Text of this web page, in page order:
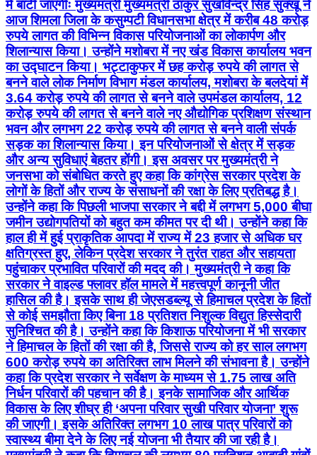
में बांटी जाएगीः मुख्यमंत्री मुख्यमंत्री ठाकुर सुखविन्द्र सिंह सुक्खू ने
आज शिमला जिला के कसुम्पटी विधानसभा क्षेत्र में करीब 48 करोड़
रुपये लागत की विभिन्न विकास परियोजनाओं का लोकार्पण और
शिलान्यास किया। उन्होंने मशोबरा में नए खंड विकास कार्यालय भवन
का उद्घाटन किया। भट्टाकुफर में छह करोड़ रुपये की लागत से
बनने वाले लोक निर्माण विभाग मंडल कार्यालय, मशोबरा के बलदेयां में
3.64 करोड़ रुपये की लागत से बनने वाले उपमंडल कार्यालय, 12
करोड़ रुपये की लागत से बनने वाले नए औद्योगिक प्रशिक्षण संस्थान
भवन और लगभग 22 करोड़ रुपये की लागत से बनने वाली संपर्क
सड़क का शिलान्यास किया। इन परियोजनाओं से क्षेत्र में सड़क
और अन्य सुविधाएं बेहतर होंगी। इस अवसर पर मुख्यमंत्री ने
जनसभा को संबोधित करते हुए कहा कि कांग्रेस सरकार प्रदेश के
लोगों के हितों और राज्य के संसाधनों की रक्षा के लिए प्रतिबद्ध है।
उन्होंने कहा कि पिछली भाजपा सरकार ने बद्दी में लगभग 5,000 बीघा
जमीन उद्योगपतियों को बहुत कम कीमत पर दी थी। उन्होंने कहा कि
हाल ही में हुई प्राकृतिक आपदा में राज्य में 23 हजार से अधिक घर
क्षतिग्रस्त हुए, लेकिन प्रदेश सरकार ने तुरंत राहत और सहायता
पहुंचाकर प्रभावित परिवारों की मदद की। मुख्यमंत्री ने कहा कि
सरकार ने वाइल्ड फ्लावर हॉल मामले में महत्त्वपूर्ण कानूनी जीत
हासिल की है। इसके साथ ही जेएसडब्ल्यू से हिमाचल प्रदेश के हितों
से कोई समझौता किए बिना 18 प्रतिशत निशुल्क विद्युत हिस्सेदारी
सुनिश्चित की है। उन्होंने कहा कि किशाऊ परियोजना में भी सरकार
ने हिमाचल के हितों की रक्षा की है, जिससे राज्य को हर साल लगभग
600 करोड़ रुपये का अतिरिक्त लाभ मिलने की संभावना है। उन्होंने
कहा कि प्रदेश सरकार ने सर्वेक्षण के माध्यम से 1.75 लाख अति
निर्धन परिवारों की पहचान की है। इनके सामाजिक और आर्थिक
विकास के लिए शीघ्र ही ‘अपना परिवार सुखी परिवार योजना’ शुरू
की जाएगी। इसके अतिरिक्त लगभग 10 लाख पात्र परिवारों को
स्वास्थ्य बीमा देने के लिए नई योजना भी तैयार की जा रही है।